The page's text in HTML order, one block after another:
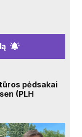
pėdsakai
(PLH